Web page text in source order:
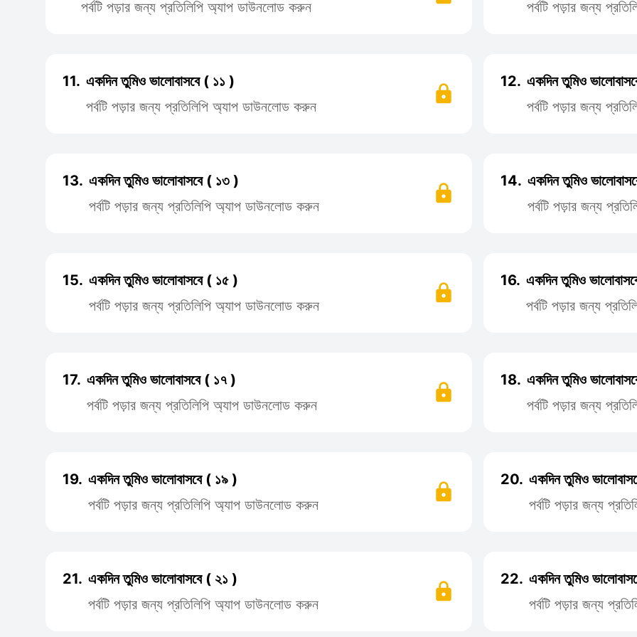
পর্বটি পড়ার জন্য প্রতিলিপি অ্যাপ ডাউনলোড করুন পর্বটি পড়ার জন্য
11. একদিন তুমিও ভালোবাসবে ( ১১ )
পর্বটি পড়ার জন্য প্রতিলিপি অ্যাপ ডাউনলোড করুন
12. একদিন তুমিও
পর্বটি পড়ার জন্য
13. একদিন তুমিও ভালোবাসবে ( ১৩ )
পর্বটি পড়ার জন্য প্রতিলিপি অ্যাপ ডাউনলোড করুন
14. একদিন তুমিও
পর্বটি পড়ার জন্য
15. একদিন তুমিও ভালোবাসবে ( ১৫ )
পর্বটি পড়ার জন্য প্রতিলিপি অ্যাপ ডাউনলোড করুন
16. একদিন তুমিও
পর্বটি পড়ার জন্য
17. একদিন তুমিও ভালোবাসবে ( ১৭ )
পর্বটি পড়ার জন্য প্রতিলিপি অ্যাপ ডাউনলোড করুন
18. একদিন তুমিও
পর্বটি পড়ার জন্য
19. একদিন তুমিও ভালোবাসবে ( ১৯ )
পর্বটি পড়ার জন্য প্রতিলিপি অ্যাপ ডাউনলোড করুন
20. একদিন তুমিও
পর্বটি পড়ার জন্য
21. একদিন তুমিও ভালোবাসবে ( ২১ )
পর্বটি পড়ার জন্য প্রতিলিপি অ্যাপ ডাউনলোড করুন
22. একদিন তুমিও
পর্বটি পড়ার জন্য